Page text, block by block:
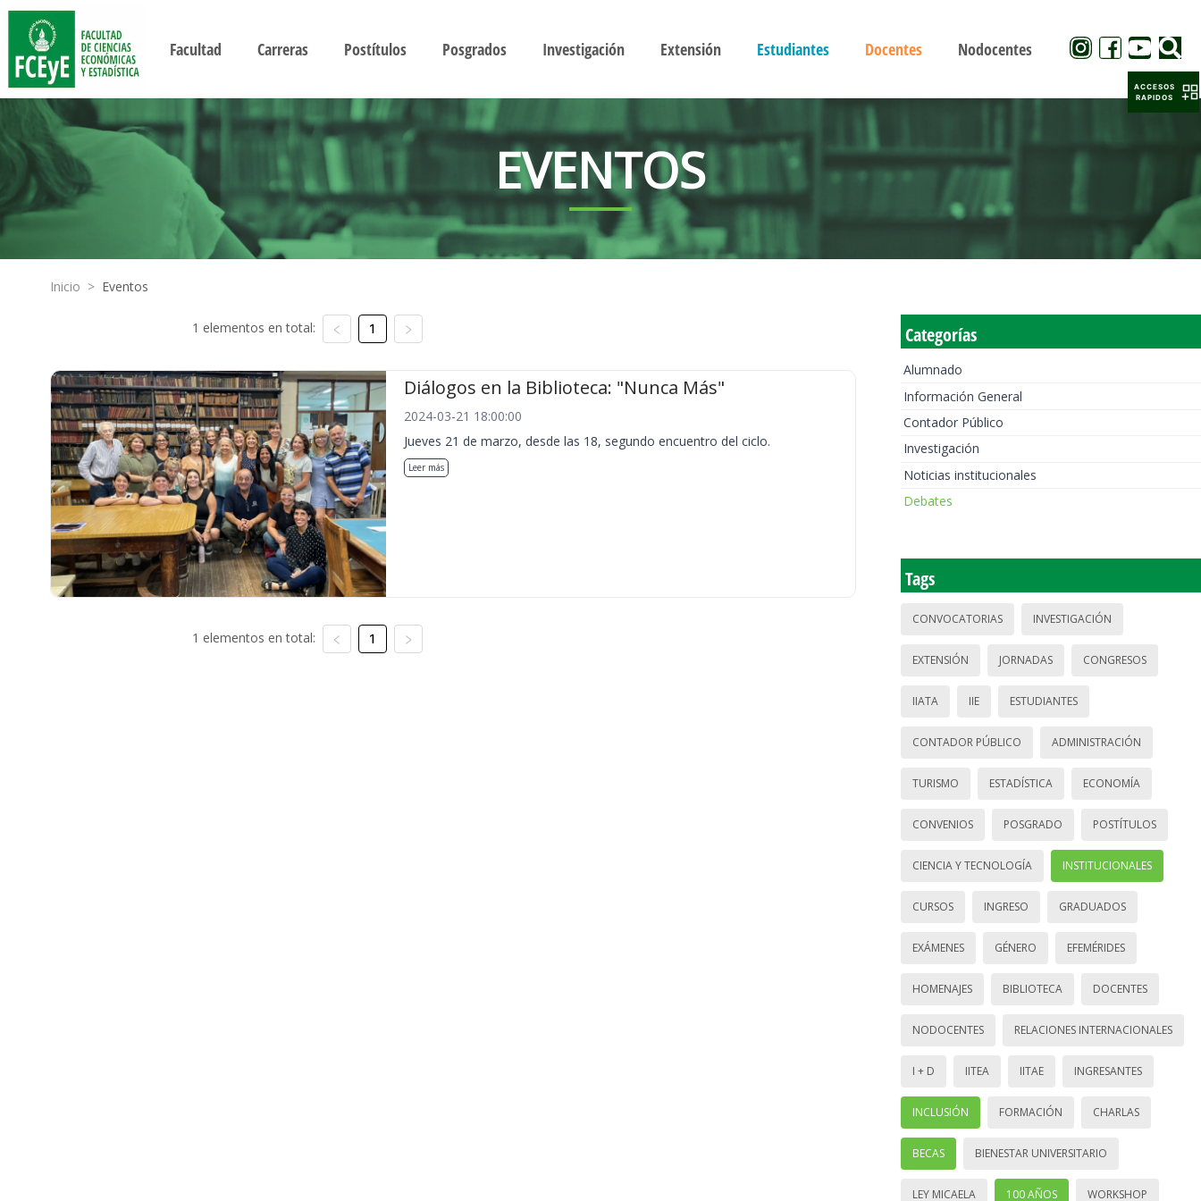
Facultad Carreras Postítulos Posgrados Investigación Extensión Estudiantes Docentes Nodocentes
EVENTOS
Inicio > Eventos
1 elementos en total: 1
Diálogos en la Biblioteca: "Nunca Más"
2024-03-21 18:00:00
Jueves 21 de marzo, desde las 18, segundo encuentro del ciclo.
Leer más
1 elementos en total: 1
Categorías
Alumnado
Información General
Contador Público
Investigación
Noticias institucionales
Debates
Tags
CONVOCATORIAS INVESTIGACIÓN
EXTENSIÓN JORNADAS CONGRESOS
IIATA IIE ESTUDIANTES
CONTADOR PÚBLICO ADMINISTRACIÓN
TURISMO ESTADÍSTICA ECONOMÍA
CONVENIOS POSGRADO POSTÍTULOS
CIENCIA Y TECNOLOGÍA INSTITUCIONALES
CURSOS INGRESO GRADUADOS
EXÁMENES GÉNERO EFEMÉRIDES
HOMENAJES BIBLIOTECA DOCENTES
NODOCENTES RELACIONES INTERNACIONALES
I + D IITEA IITAE INGRESANTES
INCLUSIÓN FORMACIÓN CHARLAS
BECAS BIENESTAR UNIVERSITARIO
LEY MICAELA 100 AÑOS WORKSHOP
ACCESOS
RAPIDOS